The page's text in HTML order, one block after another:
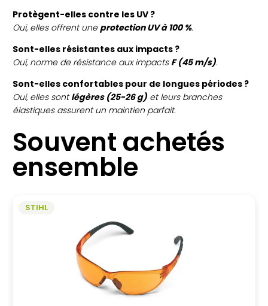
Protègent-elles contre les UV ?
Oui, elles offrent uneprotection UV à 100 %.
Sont-elles résistantes aux impacts ?
Oui, norme de résistance aux impacts F (45 m/s).
Sont-elles confortables pour de longues périodes ?
Oui, elles sontlégères (25-26 g) et leurs branches
élastiques assurent un maintien parfait.
Souvent achetés
ensemble
STIHL